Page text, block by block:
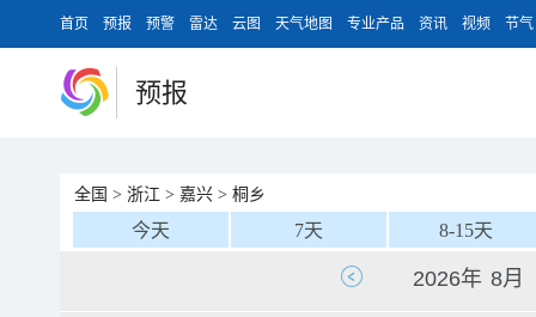
首页 预报 预警 雷达 云图 天气地图 专业产品 资讯 视频 节气
预报
全国 > 浙江 > 嘉兴 > 桐乡
今天 7天 8-15天